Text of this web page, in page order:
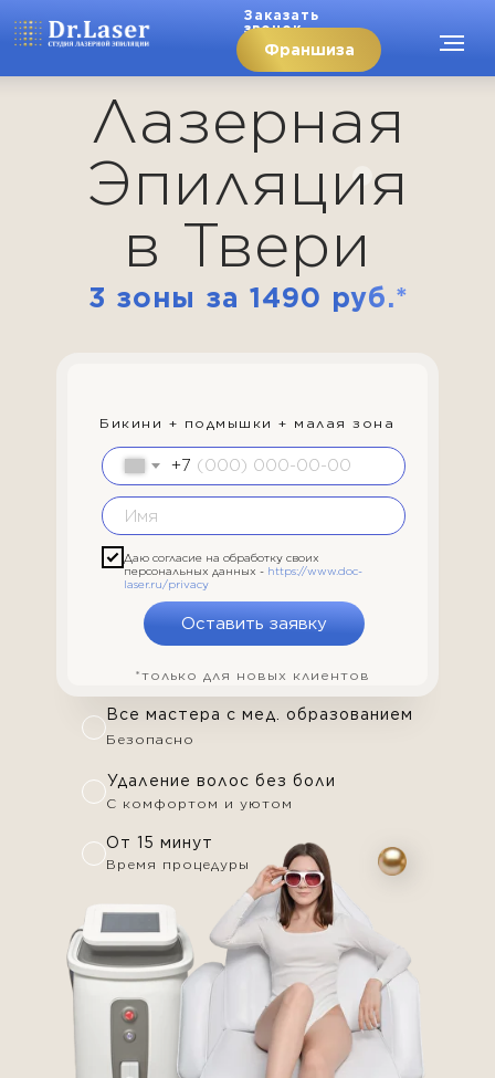
Заказать
звонок
Время процедуры
С комфортом и уютом
Безопасно
От 15 минут
Удаление волос без боли
Все мастера с мед. образованием
Лазерная
Эпиляция
в Твери
3 зоны за 1490 руб.*
Бикини + подмышки + малая зона
*только для новых клиентов
+7
Даю согласие на обработку своих
персональных данных - https://www.doc-
laser.ru/privacy
Оставить заявку
Франшиза
Гарантия:
ПРЕИМУЩЕСТВА